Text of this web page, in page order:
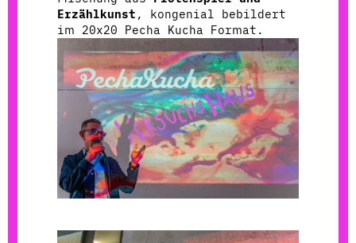
Erzählkunst , kongenial bebildert
im 20x20 Pecha Kucha Format.